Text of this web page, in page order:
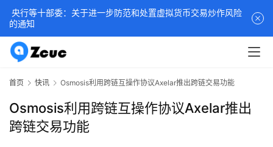
首页 快讯 Osmosis利用跨链互操作协议Axelar推出跨链交易功能
Osmosis利用跨链互操作协议Axelar推出
跨链交易功能
央行等十部委：关于进一步防范和处置虚拟货币交易炒作风险
的通知